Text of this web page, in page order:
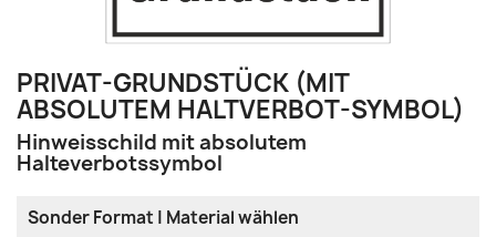
PRIVAT-GRUNDSTÜCK (MIT
ABSOLUTEM HALTVERBOT-SYMBOL)
Hinweisschild mit absolutem
Halteverbotssymbol
Sonder Format | Material wählen